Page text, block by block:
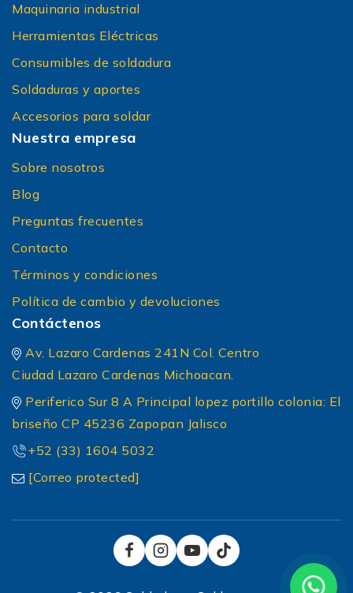
Maquinaria industrial
Herramientas Eléctricas
Consumibles de soldadura
Soldaduras y aportes
Accesorios para soldar
Nuestra empresa
Sobre nosotros
Blog
Preguntas frecuentes
Contacto
Términos y condiciones
Política de cambio y devoluciones
Contáctenos
Av. Lazaro Cardenas 241N Col. Centro
Ciudad Lazaro Cardenas Michoacan.
Periferico Sur 8 A Principal lopez portillo colonia: El
briseño CP 45236 Zapopan Jalisco
+52 (33) 1604 5032
[Correo protected]